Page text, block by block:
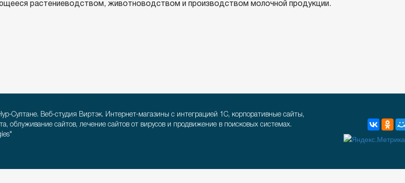
растениеводством, животноводством и производством молочной продукции.
Султане. Веб-студия Виртэк. Интернет-магазины с интеграцией 1С, корпоративные сайты,
облуживание сайтов, лечение сайтов от вирусов и продвижение в поисковых системах.